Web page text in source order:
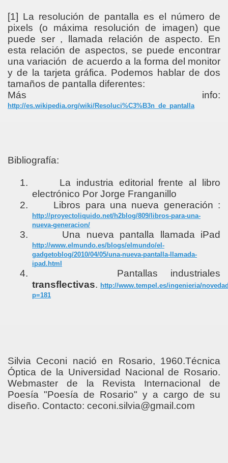
[1] La resolución de pantalla es el número de
pixels (o máxima resolución de imagen) que
puede ser , llamada relación de aspecto. En
esta relación de aspectos, se puede encontrar
una variación de acuerdo a la forma del monitor
y de la tarjeta gráfica. Podemos hablar de dos
tamaños de pantalla diferentes:
Más info:
http://es.wikipedia.org/wiki/Resoluci%C3%B3n_de_pantalla
Bibliografía:
1.
La industria editorial frente al libro
electrónico Por Jorge Franganillo
2.
Libros para una nueva generación :
http://proyectoliquido.net/h2blog/809/libros-para-una-
nueva-generacion/
3. Una nueva pantalla llamada iPad
http://www.elmundo.es/blogs/elmundo/el-
gadgetoblog/2010/04/05/una-nueva-pantalla-llamada-
ipad.html
4.
Pantallas industriales
transflectivas. http://www.tempel.es/ingenieria/
p=181
Silvia Ceconi nació en Rosario, 1960.Técnica
Óptica de la Universidad Nacional de Rosario.
Webmaster de la Revista Internacional de
Poesía "Poesía de Rosario" y a cargo de su
diseño. Contacto: ceconi.silvia@gmail.com